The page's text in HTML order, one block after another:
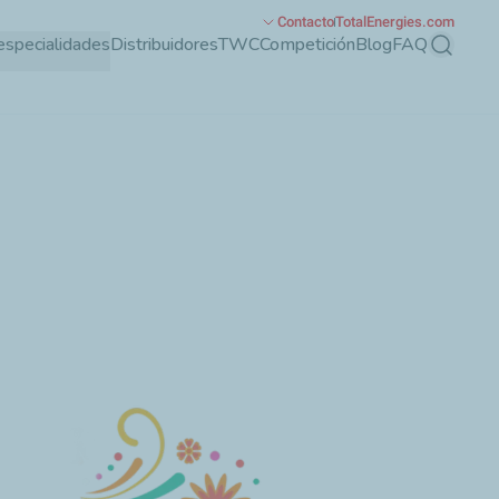
DistribuidoresTWCCompeticiónBlogFAQ Buscar
ContactoTotalEnergies.com